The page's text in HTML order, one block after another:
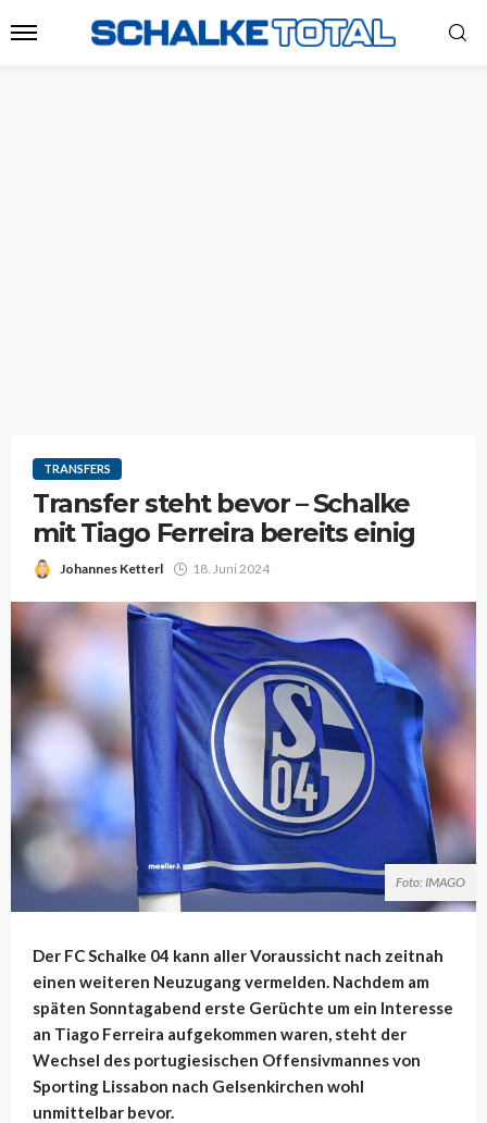
TRANSFERS
Transfer steht bevor – Schalke
mit Tiago Ferreira bereits einig
Johannes Ketterl 18. Juni 2024
Foto: IMAGO
Der FC Schalke 04 kann aller Voraussicht nach zeitnah
einen weiteren Neuzugang vermelden. Nachdem am
späten Sonntagabend erste Gerüchte um ein Interesse
an Tiago Ferreira aufgekommen waren, steht der
Wechsel des portugiesischen Offensivmannes von
Sporting Lissabon nach Gelsenkirchen wohl
unmittelbar bevor.